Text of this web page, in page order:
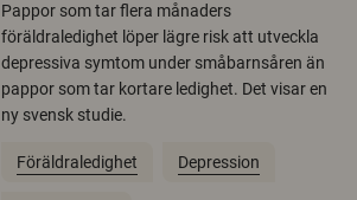
Pappor som tar flera månaders
föräldraledighet löper lägre risk att utveckla
depressiva symtom under småbarnsåren än
pappor som tar kortare ledighet. Det visar en
ny svensk studie.
Föräldraledighet Depression